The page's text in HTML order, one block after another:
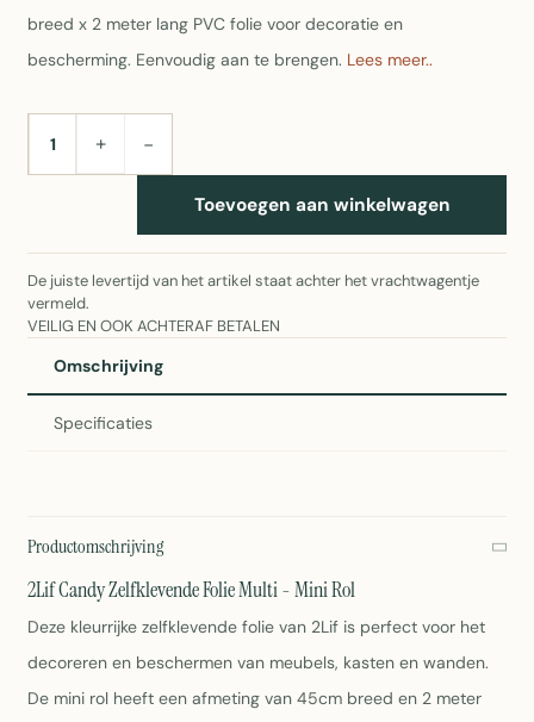
breed x 2 meter lang PVC folie voor decoratie en
bescherming. Eenvoudig aan te brengen. Lees meer..
AANTAL+ −
Toevoegen aan winkelwagen
De juiste levertijd van het artikel staat achter het vrachtwagentje
vermeld.
VEILIG EN OOK ACHTERAF BETALEN
Omschrijving
Specificaties
Productomschrijving
2Lif Candy Zelfklevende Folie Multi - Mini Rol
Deze kleurrijke zelfklevende folie van 2Lif is perfect voor het
decoreren en beschermen van meubels, kasten en wanden.
De mini rol heeft een afmeting van 45cm breed en 2 meter